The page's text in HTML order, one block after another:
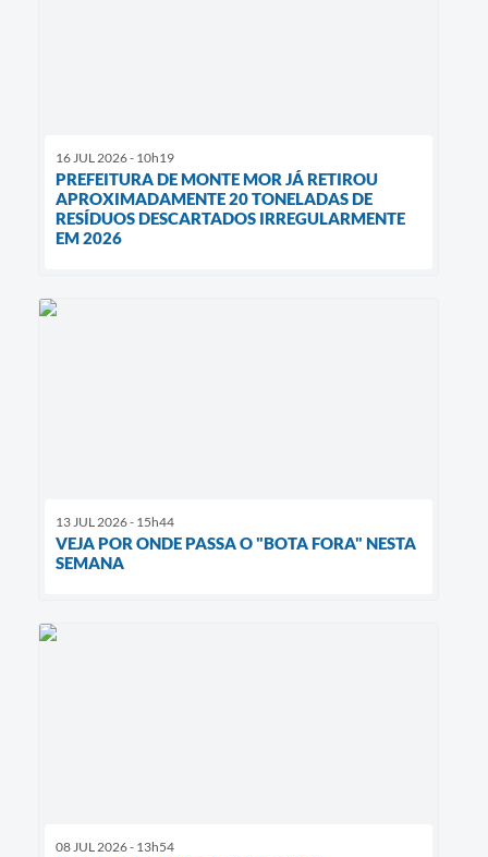
16 JUL 2026 - 10h19
PREFEITURA DE MONTE MOR JÁ RETIROU
APROXIMADAMENTE 20 TONELADAS DE
RESÍDUOS DESCARTADOS IRREGULARMENTE
EM 2026
13 JUL 2026 - 15h44
VEJA POR ONDE PASSA O "BOTA FORA" NESTA
SEMANA
08 JUL 2026 - 13h54